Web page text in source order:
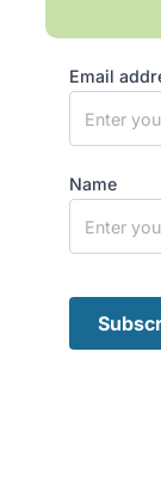
Email
Name